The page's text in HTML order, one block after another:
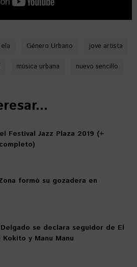
Género Urbano jove artista
música urbana nuevo sencillo
Festival Jazz Plaza 2019 (+
formó su gozadera en
se declara seguidor de El
y Manu Manu